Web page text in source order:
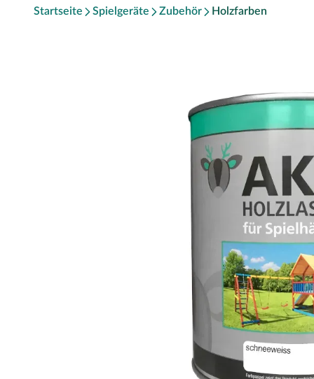
Startseite Spielgeräte Zubehör Holzfarben